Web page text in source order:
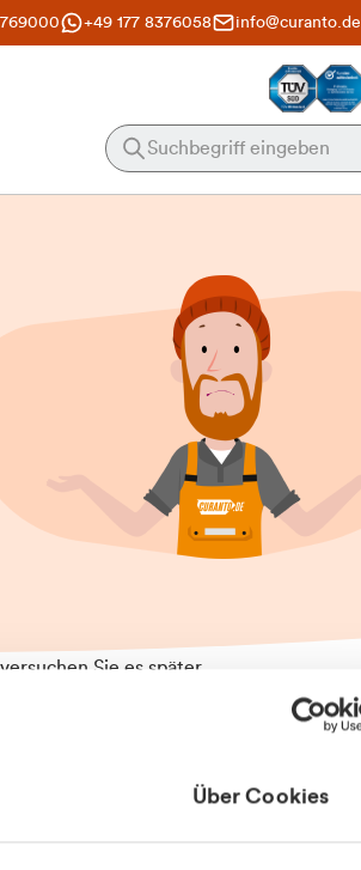
Über Cookies
+49 177 8376058 info@curanto.de
Sie es später
eventuelle